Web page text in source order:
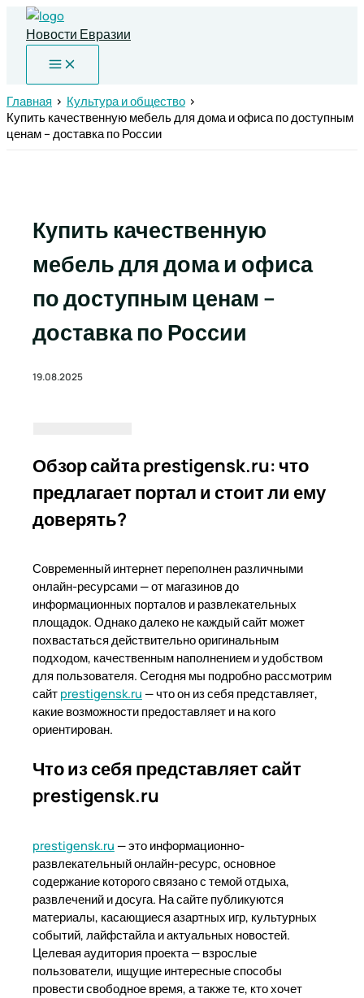
Перейти
содержимому
Новости Евразии
Главная
Культура и общество
Купить качественную мебель для дома и офиса по доступным
ценам – доставка по России
Купить качественную
мебель для дома и офиса
по доступным ценам –
доставка по России
19.08.2025
Обзор сайта prestigensk.ru: что
предлагает портал и стоит ли ему
доверять?
Современный интернет переполнен различными
онлайн-ресурсами — от магазинов до
информационных порталов и развлекательных
площадок. Однако далеко не каждый сайт может
похвастаться действительно оригинальным
подходом, качественным наполнением и удобством
для пользователя. Сегодня мы подробно рассмотрим
сайт prestigensk.ru — что он из себя представляет,
какие возможности предоставляет и на кого
ориентирован.
Что из себя представляет сайт
prestigensk.ru
prestigensk.ru — это информационно-
развлекательный онлайн-ресурс, основное
содержание которого связано с темой отдыха,
развлечений и досуга. На сайте публикуются
материалы, касающиеся азартных игр, культурных
событий, лайфстайла и актуальных новостей.
Целевая аудитория проекта — взрослые
пользователи, ищущие интересные способы
провести свободное время, а также те, кто хочет